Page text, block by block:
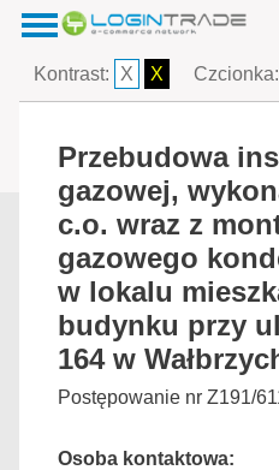
Kontrast: X X Czcionka:
Przebudowa
gazowej,
c.o. wraz z
gazowego
w lokalu
budynku przy
164 w
Postępowanie nr Z191/
Osoba kontaktowa: